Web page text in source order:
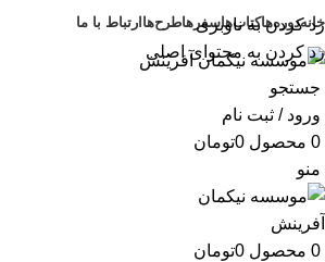
رد کردن به ناوبری
رد کردن به محتوای اصلی
خانهدوره‌هاکتاب‌هاسفرهاطرح‌ها ارتباط با ما
جستجو
ورود / ثبت نام
0 محصول 0تومان
منو
0 محصول 0تومان